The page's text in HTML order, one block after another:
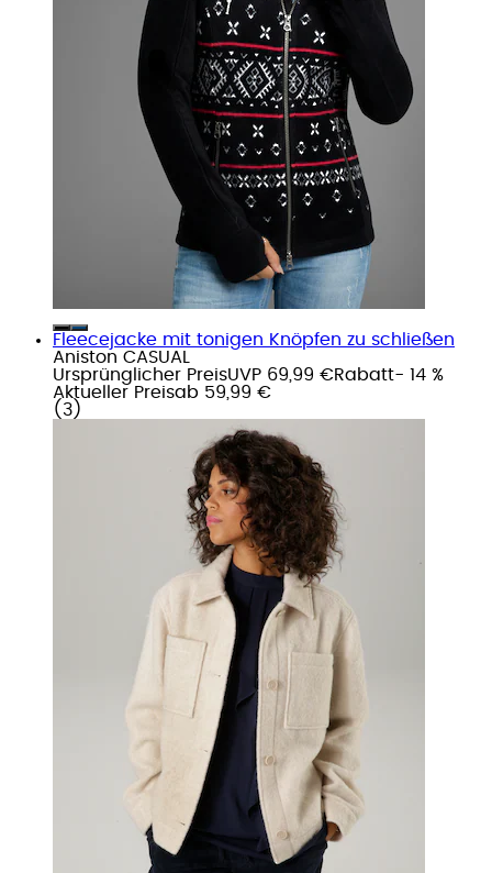
Fleecejacke mit tonigen Knöpfen zu schließen
Aniston CASUAL
Ursprünglicher PreisUVP 69,99 €Rabatt- 14 %
Aktueller Preisab 59,99 €
( 3 )